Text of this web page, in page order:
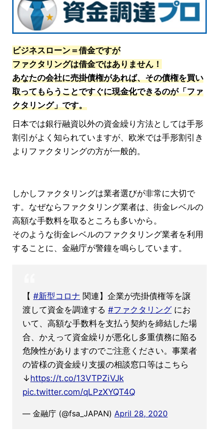
ビジネスローン＝借金ですが
ファクタリングは借金ではありません！
あなたの会社に売掛債権があれば、その債権を買い
取ってもらうことですぐに現金化できるのが「ファ
クタリング」です。
日本では銀行融資以外の資金繰り方法としては手形
割引がよく知られていますが、欧米では手形割引き
よりファクタリングの方が一般的。
しかしファクタリングは業者選びが非常に大切で
す。なぜならファクタリング業者は、街金レベルの
高額な手数料を取るところも多いから。
そのような街金レベルのファクタリング業者を利用
することに、金融庁が警鐘を鳴らしています。
【 #新型コロナ 関連】企業が売掛債権等を譲
渡して資金を調達する #ファクタリングにお
いて、高額な手数料を支払う契約を締結した場
合、かえって資金繰りが悪化し多重債務に陥る
危険性がありますのでご注意ください。事業者
の皆様の資金繰り支援の相談窓口等はこちら
↓https://t.co/13VTPZiVJk
pic.twitter.com/qLPzXYQT4Q
— 金融庁 (@fsa_JAPAN) April 28, 2020